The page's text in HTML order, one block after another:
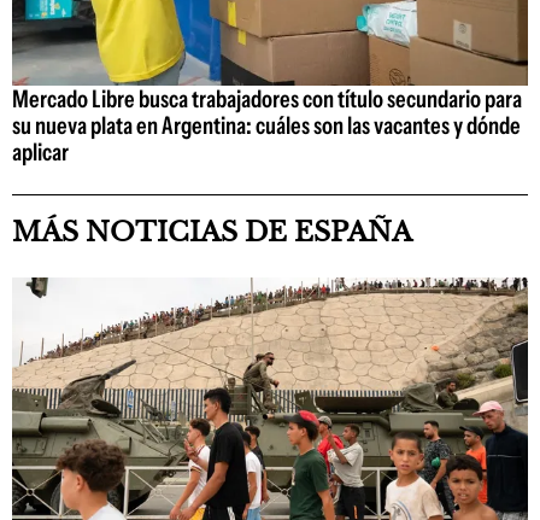
Mercado Libre busca trabajadores con título secundario para
su nueva plata en Argentina: cuáles son las vacantes y dónde
aplicar
MÁS NOTICIAS DE ESPAÑA